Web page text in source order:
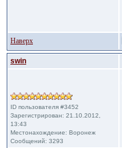
Наверх
swin
ID пользователя #3452
Зарегистрирован: 21.10.2012,
13:43
Местонахождение: Воронеж
Сообщений: 3293